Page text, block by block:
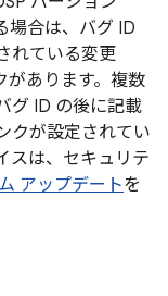
場合は、バグ ID
れている変更
があります。複数
グ ID の後に記載
クが設定されてい
スは、セキュリテ
アップデートを